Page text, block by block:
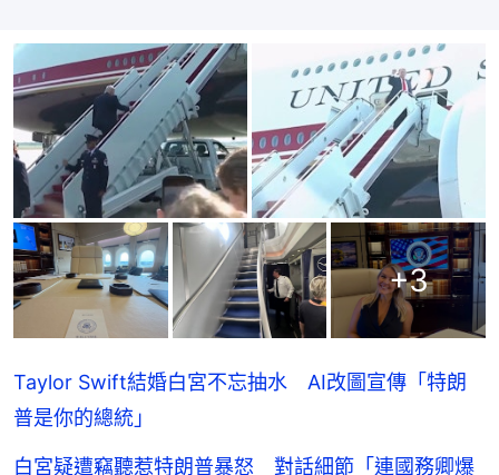
+3
Taylor Swift結婚白宮不忘抽水 AI改圖宣傳「特朗
普是你的總統」
白宮疑遭竊聽惹特朗普暴怒 對話細節「連國務卿爆